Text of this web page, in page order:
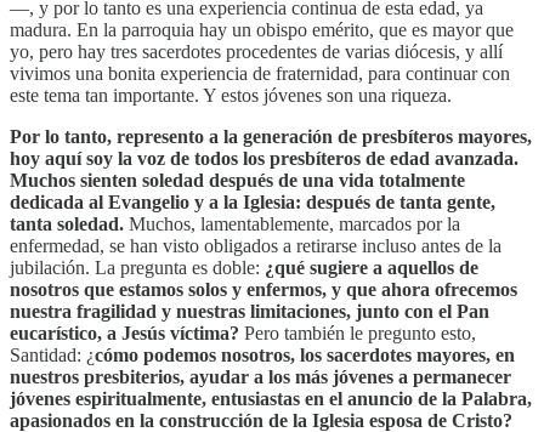
—, y por lo tanto es una experiencia continua de esta edad, ya
madura. En la parroquia hay un obispo emérito, que es mayor que
yo, pero hay tres sacerdotes procedentes de varias diócesis, y allí
vivimos una bonita experiencia de fraternidad, para continuar con
este tema tan importante. Y estos jóvenes son una riqueza.
Por lo tanto, represento a la generación de presbíteros mayores,
hoy aquí soy la voz de todos los presbíteros de edad avanzada.
Muchos sienten soledad después de una vida totalmente
dedicada al Evangelio y a la Iglesia: después de tanta gente,
tanta soledad. Muchos, lamentablemente, marcados por la
enfermedad, se han visto obligados a retirarse incluso antes de la
jubilación. La pregunta es doble: ¿qué sugiere a aquellos de
nosotros que estamos solos y enfermos, y que ahora ofrecemos
nuestra fragilidad y nuestras limitaciones, junto con el Pan
eucarístico, a Jesús víctima? Pero también le pregunto esto,
Santidad: ¿cómo podemos nosotros, los sacerdotes mayores, en
nuestros presbiterios, ayudar a los más jóvenes a permanecer
jóvenes espiritualmente, entusiastas en el anuncio de la Palabra,
apasionados en la construcción de la Iglesia esposa de Cristo?